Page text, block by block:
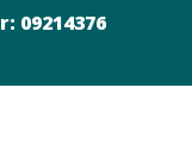
09214376